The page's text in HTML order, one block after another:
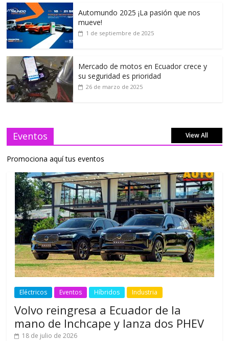
Automundo 2025 ¡La pasión que nos
mueve!
1 de septiembre de 2025
Mercado de motos en Ecuador crece y
su seguridad es prioridad
26 de marzo de 2025
Eventos View All
Promociona aquí tus eventos
Eléctricos Eventos Híbridos Industria
Volvo reingresa a Ecuador de la
mano de Inchcape y lanza dos PHEV
18 de julio de 2026